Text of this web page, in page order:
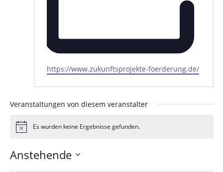
Webseite
https://www.zukunftsprojekte-foerderung.de/
Veranstaltungen von diesem veranstalter
HinweisEs wurden keine Ergebnisse gefunden.
Anstehende
Datum